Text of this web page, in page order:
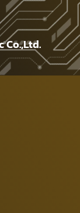
Co.,Ltd.